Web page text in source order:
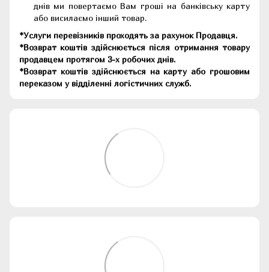
днів ми повертаємо Вам гроші на банківську карту
або висилаємо інший товар.
*Услуги перевізників проходять за рахунок Продавця.
*Возврат коштів здійснюється після отримання товару
продавцем протягом 3-х робочих днів.
*Возврат коштів здійснюється на карту або грошовим
переказом у відділенні логістичних служб.